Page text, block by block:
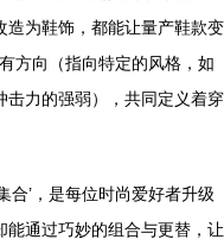
造为鞋饰，都能让量产鞋款变
方向（指向特定的风格，如
击力的强弱），共同定义着穿
合’，是每位时尚爱好者升级
通过巧妙的组合与更替，让